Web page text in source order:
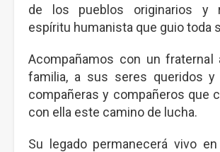
de los pueblos originarios y
espíritu humanista que guio toda
Acompañamos con un fraternal
familia, a sus seres queridos
compañeras y compañeros que
con ella este camino de lucha.
Su legado permanecerá vivo